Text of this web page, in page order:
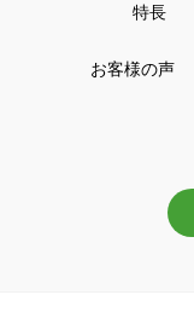
特長
お客様の声